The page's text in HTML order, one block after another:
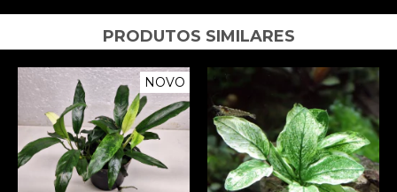
PRODUTOS SIMILARES
NOVO